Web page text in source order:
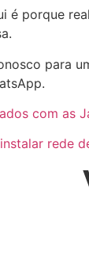
é porque
para
com as
rede